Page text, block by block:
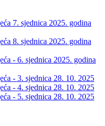
7. sjednica 2025. godina
8. sjednica 2025. godina
- 6. sjednica 2025. godina
- 3. sjednica 28. 10. 2025
- 4. sjednica 28. 10. 2025
- 5. sjednica 28. 10. 2025